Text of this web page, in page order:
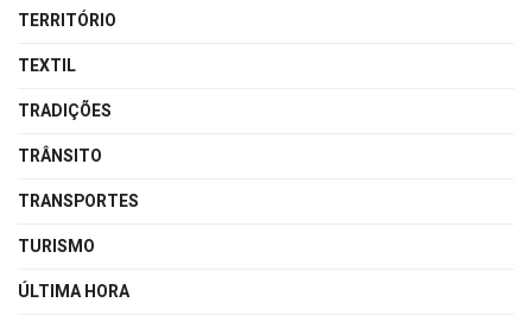
TERRITÓRIO
TEXTIL
TRADIÇÕES
TRÂNSITO
TRANSPORTES
TURISMO
ÚLTIMA HORA